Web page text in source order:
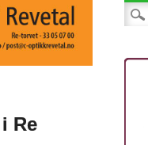
Re
Søk